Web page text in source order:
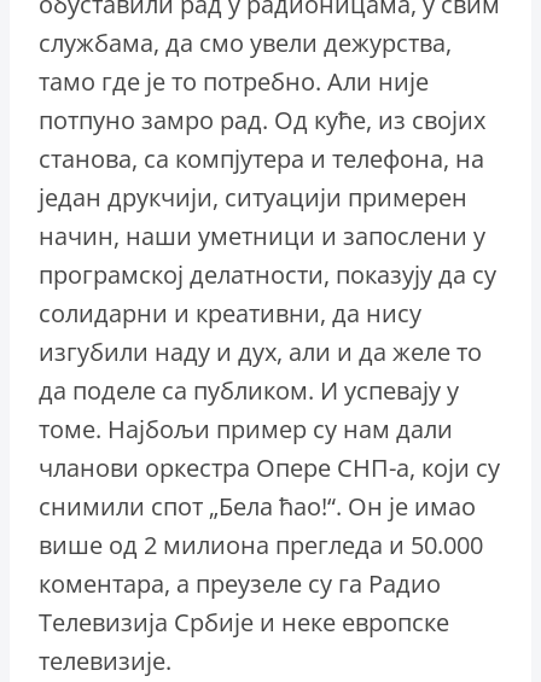
службама, да смо увели дежурства,
тамо где је то потребно. Али није
потпуно замро рад. Од куће, из својих
станова, са компјутера и телефона, на
један друкчији, ситуацији примерен
начин, наши уметници и запослени у
програмској делатности, показују да су
солидарни и креативни, да нису
изгубили наду и дух, али и да желе то
да поделе са публиком. И успевају у
томе. Најбољи пример су нам дали
чланови оркестра Опере СНП-а, који су
снимили спот „Бела ћао!“. Он је имао
више од 2 милиона прегледа и 50.000
коментара, а преузеле су га Радио
Телевизија Србије и неке европске
телевизије.